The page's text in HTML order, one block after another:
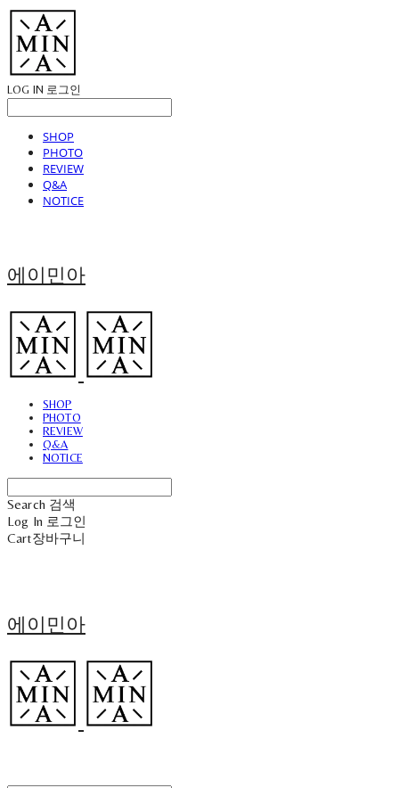
LOG IN 로그인
SHOP
PHOTO
REVIEW
Q&A
NOTICE
에이민아
SHOP
PHOTO
REVIEW
Q&A
NOTICE
Search 검색
Log In 로그인
Cart장바구니
에이민아